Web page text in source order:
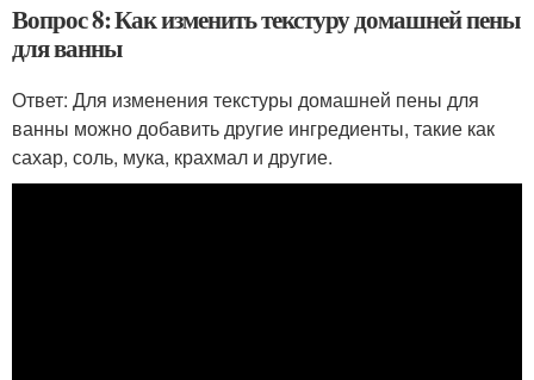
Вопрос 8: Как изменить текстуру домашней пены
для ванны
Ответ: Для изменения текстуры домашней пены для
ванны можно добавить другие ингредиенты, такие как
сахар, соль, мука, крахмал и другие.